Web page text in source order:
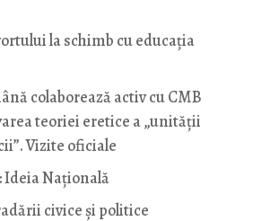
la schimb cu educaţia
colaborează activ cu CMB
teoriei eretice a „unității
Vizite oficiale
Ideia Naţională
civice și politice